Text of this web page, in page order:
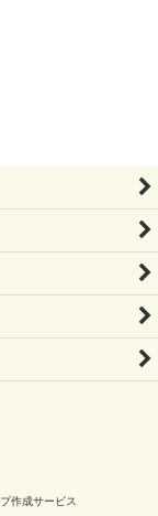
作成サービス